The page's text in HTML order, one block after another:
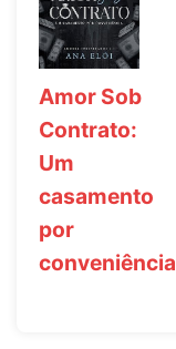
Amor Sob
Contrato:
Um
casamento
por
conveniência